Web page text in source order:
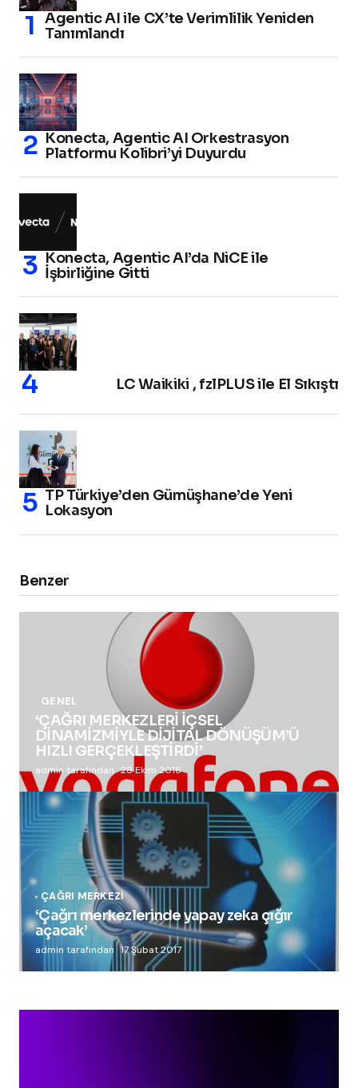
Agentic AI ile CX’te Verimlilik Yeniden
Tanımlandı
Konecta, Agentic AI Orkestrasyon
Platformu Kolibri’yi Duyurdu
Konecta, Agentic AI’da NiCE ile
İşbirliğine Gitti
LC Waikiki , fzlPLUS ile El Sıkıştı
TP Türkiye’den Gümüşhane’de Yeni
Lokasyon
Benzer
GENEL
‘ÇAĞRI MERKEZLERİ İÇSEL
DİNAMİZMİYLE DİJİTAL DÖNÜŞÜM’Ü
HIZLI GERÇEKLEŞTİRDİ’
admin tarafından 28 Ekim 2016
ÇAĞRI MERKEZI
‘Çağrı merkezlerinde yapay zeka çığır
açacak’
admin tarafından 17 Şubat 2017